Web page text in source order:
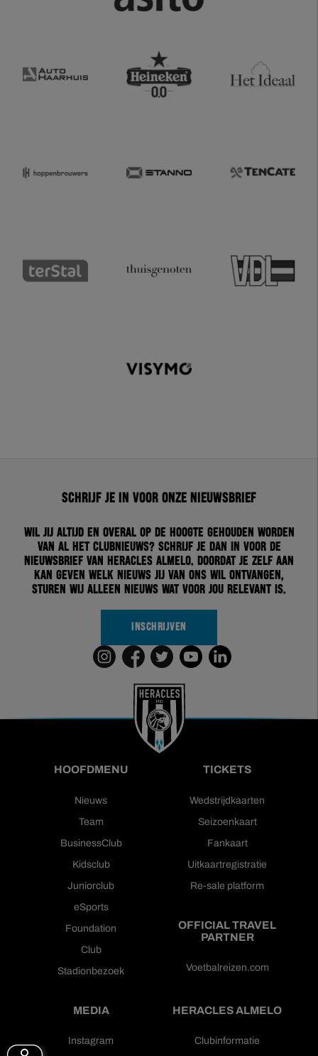
Schrijf je in voor onze nieuwsbrief
Wil jij altijd en overal op de hoogte gehouden worden
van al het clubnieuws? Schrijf je dan in voor de
nieuwsbrief van Heracles Almelo. Doordat je zelf aan
kan geven welk nieuws jij van ons wil ontvangen,
sturen wij alleen nieuws wat voor jou relevant is.
INSCHRIJVEN
HOOFDMENU
Nieuws
Team
BusinessClub
Kidsclub
Juniorclub
eSports
Foundation
Club
Stadionbezoek
TICKETS
Wedstrijdkaarten
Seizoenkaart
Fankaart
Uitkaartregistratie
Re-sale platform
OFFICIAL TRAVEL
PARTNER
Voetbalreizen.com
MEDIA
Instagram
HERACLES ALMELO
Clubinformatie